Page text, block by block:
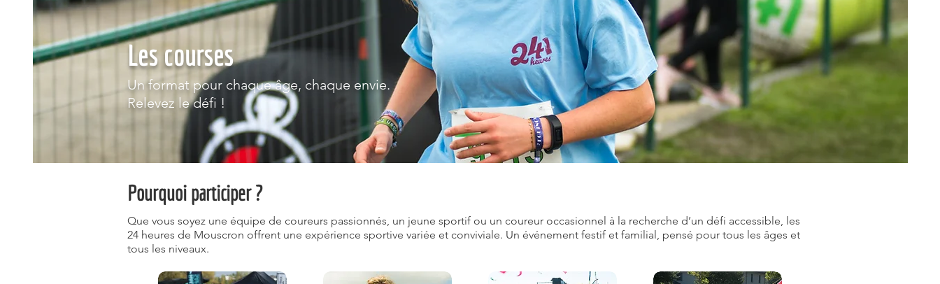
Les courses
Un format pour chaque âge, chaque envie.
Relevez le défi !
Pourquoi participer ?
Que vous soyez une équipe de coureurs passionnés, un jeune sportif ou un coureur occasionnel à la recherche d’un défi accessible, les
24 heures de Mouscron offrent une expérience sportive variée et conviviale. Un événement festif et familial, pensé pour tous les âges et
tous les niveaux.